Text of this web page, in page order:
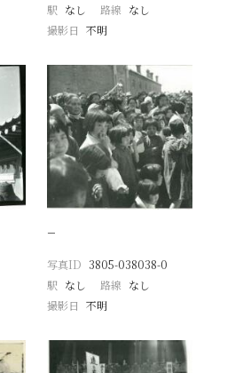
駅 なし 路線 なし
撮影日 不明
−
写真ID 3805-038038-0
駅 なし 路線 なし
撮影日 不明